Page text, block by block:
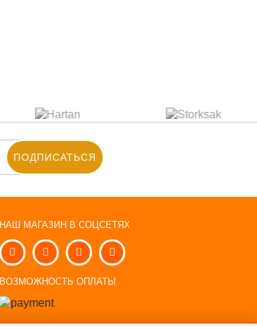
ПОДПИСАТЬСЯ
НАШ МАГАЗИН В СОЦСЕТЯХ
ВОЗМОЖНОСТЬ ОПЛАТЫ